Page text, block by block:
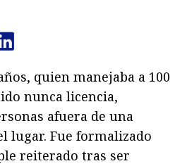
quien manejaba a 100
nunca licencia,
afuera de una
lugar. Fue formalizado
reiterado tras ser